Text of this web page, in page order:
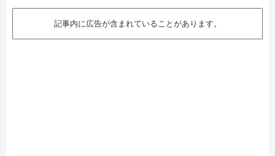
記事内に広告が含まれていることがあります。